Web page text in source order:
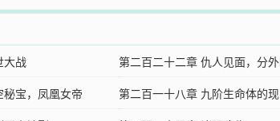
大战
第二百二十二章 仇人见面，分
宝，凤凰女帝
第二百一十八章 九阶生命体的